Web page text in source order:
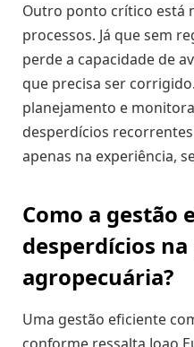
Outro ponto crítico está
processos. Já que sem
perde a capacidade de
que precisa ser
planejamento e
desperdícios
apenas na experiência,
Como a gestão
desperdícios
agropecuária?
Uma gestão eficiente